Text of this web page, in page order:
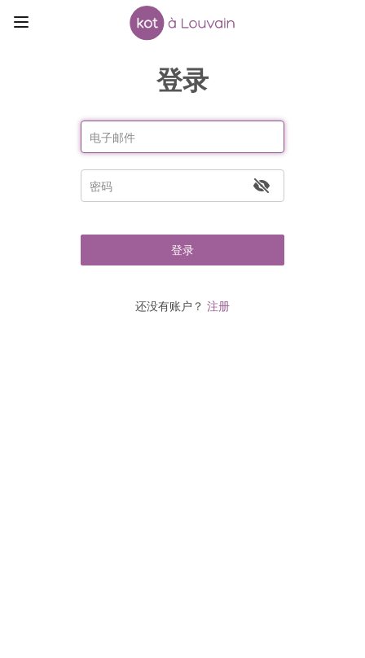
登录
登录
还没有账户？ 注册